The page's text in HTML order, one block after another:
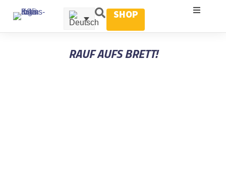
SHOP
RAUF AUFS BRETT!